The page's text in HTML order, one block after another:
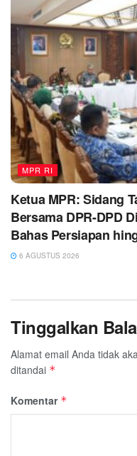
MPR RI
Ketua MPR: Sidang
Bersama DPR-DPD
Bahas Persiapan
6 AGUSTUS 2026
Tinggalkan
Alamat email Anda tidak
ditandai *
Komentar *